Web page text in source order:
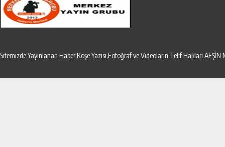
Sitemizde Yayınlanan Haber,Köşe Yazısı,Fotoğraf ve Videoların Telif Hakları